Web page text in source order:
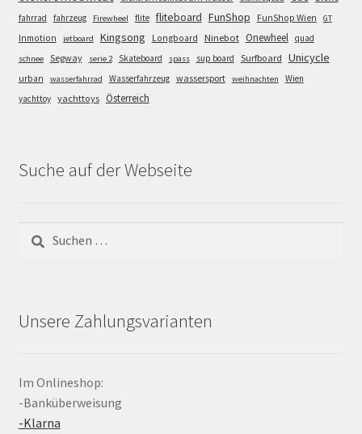
fahrrad
fahrzeug Firewheel flite fliteboard FunShop FunShop Wien GT
Inmotion jetboard Kingsong Longboard Ninebot Onewheel quad
schnee Segway serie 2 Skateboard spass sup board Surfboard Unicycle
urban wasserfahrrad Wasserfahrzeug wassersport weihnachten
Wien
yachttoy yachttoys Österreich
Suche auf der Webseite
nach:
Unsere Zahlungsvarianten
Im Onlineshop:
-Banküberweisung
-Klarna